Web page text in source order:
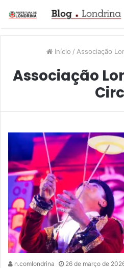
Início / Associação
Associação
n.comlondrina 26 de março de